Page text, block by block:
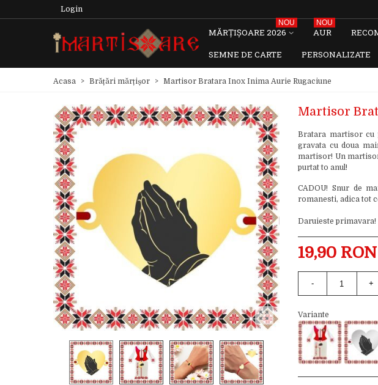
Login
MĂRȚIȘOARE 2026
NOU
AUR
NOU
SEMNE DE CARTE
PERSONALIZATE
Acasa > Brățări mărțișor > Martisor Bratara Inox Inima Aurie Rugaciune
Martisor
Bratara martisor cu
gravata cu doua
martisor! Un
purtat to anul!
CADOU! Snur de
romanesti, adica tot
Daruieste primavara!
19,90 RON
- +
Variante